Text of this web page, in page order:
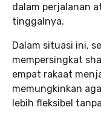
dalam perjalanan
tinggalnya.
Dalam situasi ini,
mempersingkat
empat rakaat
memungkinkan
lebih fleksibel